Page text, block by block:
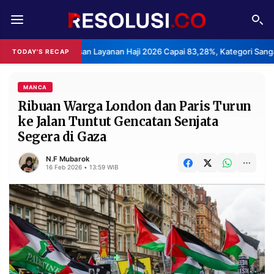
TODAY'S RECAP
Layanan Haji 2026 Capai 83,28%, Kategori Sangat Memuaskan.
REDAKSI TENTANG
RESOLUSI IKLAN
RUBRIKASI
EDITORIAL AKSARA
FINANSIA PERSONA
DAERAH NASIONAL
MANCA SPORT
INFORMASI
MANCA
Ribuan Warga London dan Paris Turun
ke Jalan Tuntut Gencatan Senjata
Segera di Gaza
N.F Mubarok
16 Feb 2026 • 13:59 WIB